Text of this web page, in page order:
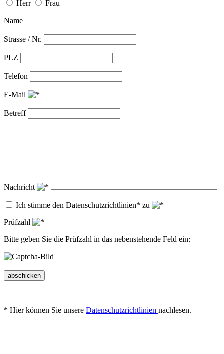
Herr| Frau
Name
Strasse / Nr.
PLZ
Telefon
E-Mail
Betreff
Nachricht
Ich stimme den Datenschutzrichtlinien* zu
Prüfzahl
Bitte geben Sie die Prüfzahl in das nebenstehende Feld ein:
abschicken
* Hier können Sie unsere Datenschutzrichtlinien nachlesen.